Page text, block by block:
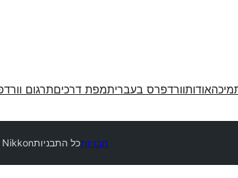
אודותוורדפרס בעבריתמפת דרכיםתרגום
תבניותכל התבניותNikkon